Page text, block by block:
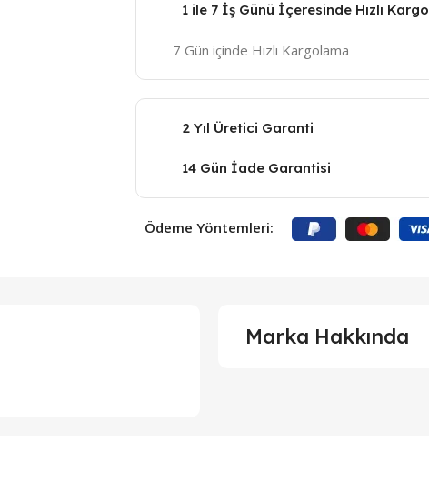
1 ile 7 İş Günü İçeresinde Hızlı Kargo
7 Gün içinde Hızlı Kargolama
2 Yıl Üretici Garanti
14 Gün İade Garantisi
Ödeme Yöntemleri:
Marka Hakkında